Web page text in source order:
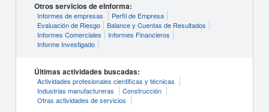
Otros servicios de eInforma:
Informes de empresas
Perfil de Empresa
Evaluación de Riesgo
Balance y Cuentas de Resultados
Informes Comerciales
Informes Financieros
Informe Investigado
Últimas actividades buscadas:
Actividades profesionales cientificas y técnicas
Industrias manufactureras
Construcción
Otras actividades de servicios